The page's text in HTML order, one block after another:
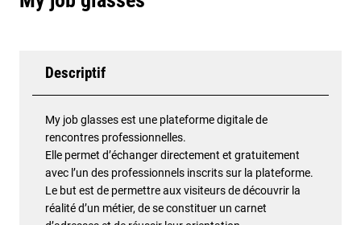
Descriptif
My job glasses est une plateforme digitale de
rencontres professionnelles.
Elle permet d’échanger directement et gratuitement
avec l’un des professionnels inscrits sur la plateforme.
Le but est de permettre aux visiteurs de découvrir la
réalité d’un métier, de se constituer un carnet